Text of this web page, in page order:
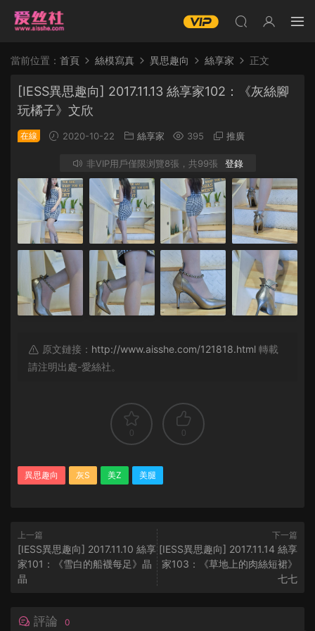
當前位置： 首頁 絲模寫真 異思趣向 絲享家 正文
[IESS異思趣向] 2017.11.13 絲享家102：《灰絲腳
玩橘子》文欣
在線 2020-10-22 絲享家 395 推廣
非VIP用戶僅限浏覽8張，共99張 登錄
原文鏈接： http://www.aisshe.com/121818.html 轉載
請注明出處-愛絲社。
0 0
異思趣向 灰S 美Z 美腿
上一篇
[IESS異思趣向] 2017.11.10 絲享
家101：《雪白的船襪每足》晶
晶
下一篇
[IESS異思趣向] 2017.11.14 絲享
家103：《草地上的肉絲短裙》
七七
評論 0